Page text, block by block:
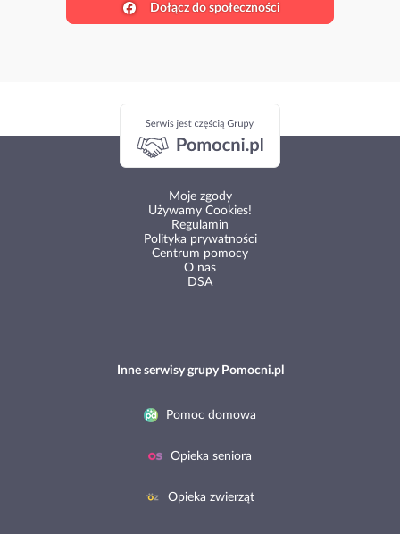
Dołącz do społeczności
Moje zgody
Używamy Cookies!
Regulamin
Polityka prywatności
Centrum pomocy
O nas
DSA
Inne serwisy grupy Pomocni.pl
Pomoc domowa
Opieka seniora
Opieka zwierząt